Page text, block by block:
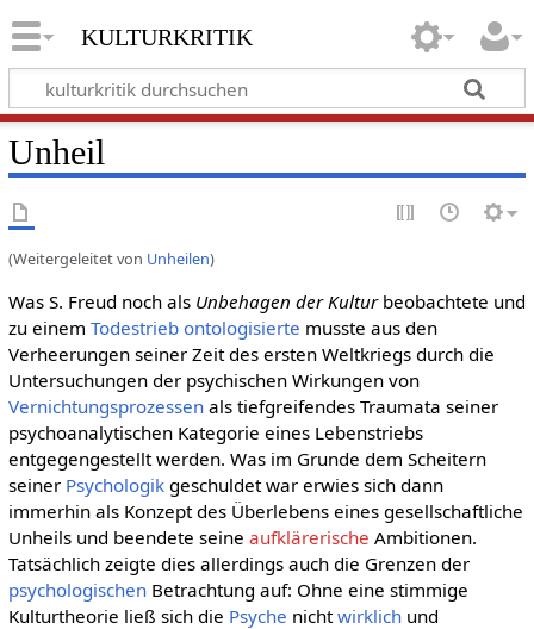
kulturkritik
Unheil
(Weitergeleitet von Unheilen)
Was S. Freud noch als Unbehagen der Kulturbeobachtete und
zu einem Todestrieb ontologisierte musste aus den
Verheerungen seiner Zeit des ersten Weltkriegs durch die
Untersuchungen der psychischen Wirkungen von
Vernichtungsprozessenals tiefgreifendes Traumata seiner
psychoanalytischen Kategorie eines Lebenstriebs
entgegengestellt werden. Was im Grunde dem Scheitern
seiner Psychologikgeschuldet war erwies sich dann
immerhin als Konzept des Überlebens eines gesellschaftliche
Unheils und beendete seine aufklärerische Ambitionen.
Tatsächlich zeigte dies allerdings auch die Grenzen der
psychologischenBetrachtung auf: Ohne eine stimmige
Kulturtheorie ließ sich die Psyche nichtwirklichund